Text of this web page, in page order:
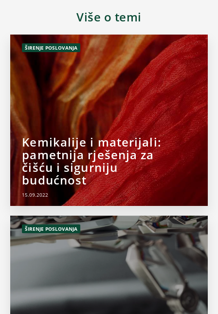
Više o temi
ŠIRENJE POSLOVANJA
Kemikalije i materijali:
pametnija rješenja za
čišću i sigurniju
budućnost
15.09.2022
ŠIRENJE POSLOVANJA